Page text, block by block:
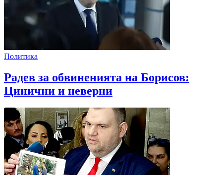
Политика
Радев за обвиненията на Борисов:
Цинични и неверни